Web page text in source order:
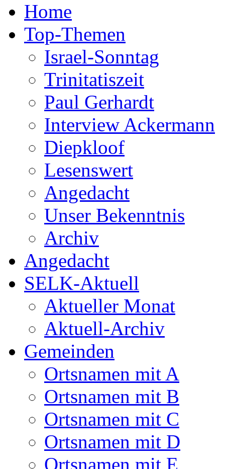
Home
Top-Themen
Israel-Sonntag
Trinitatiszeit
Paul Gerhardt
Interview Ackermann
Diepkloof
Lesenswert
Angedacht
Unser Bekenntnis
Archiv
Angedacht
SELK-Aktuell
Aktueller Monat
Aktuell-Archiv
Gemeinden
Ortsnamen mit A
Ortsnamen mit B
Ortsnamen mit C
Ortsnamen mit D
Ortsnamen mit E